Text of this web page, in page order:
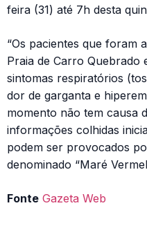
feira (31) até 7h desta
“Os pacientes que foram
Praia de Carro Quebrado
sintomas respiratórios
dor de garganta e
momento não tem causa
informações colhidas
podem ser provocados
denominado “Maré
Fonte Gazeta Web